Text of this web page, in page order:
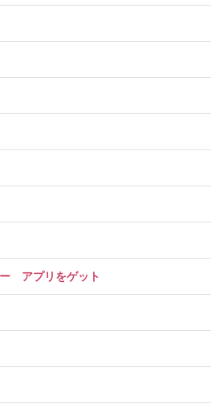
アプリをゲット